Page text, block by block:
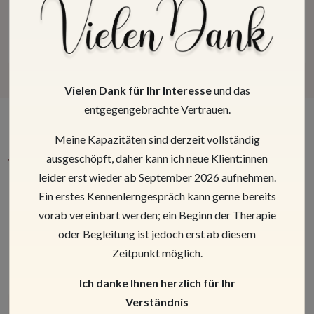
Coming Soon
Was unsere Klienten über uns
sagen. 100 %
Kundenzufriedenheit bei
Google.
Vielen Dank für Ihr Interesseund das
entgegengebrachte Vertrauen.
Meine Kapazitäten sind derzeit vollständig
ausgeschöpft, daher kann ich neue Klient:innen
leider erst wieder ab September 2026 aufnehmen.
Ein erstes Kennenlerngespräch kann gerne bereits
vorab vereinbart werden; ein Beginn der Therapie
oder Begleitung ist jedoch erst ab diesem
Zeitpunkt möglich.
Ich danke Ihnen herzlich für Ihr
Verständnis